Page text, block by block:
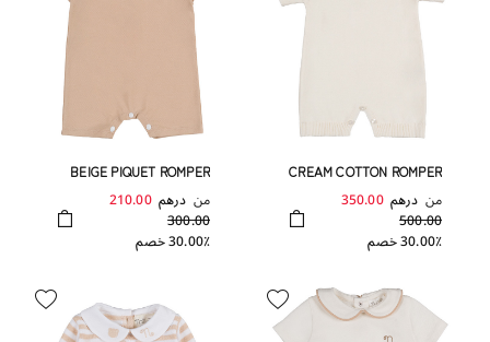
CREAM COTTON ROMPER
من درهم 350.00
500.00
30.00٪ خصم
BEIGE PIQUET ROMPER
من درهم 210.00
300.00
30.00٪ خصم